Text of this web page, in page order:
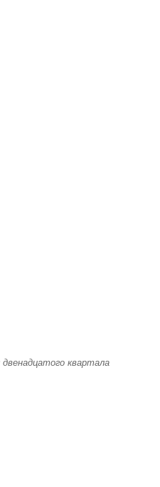
двенадцатого квартала